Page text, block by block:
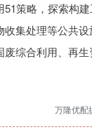
策略，探索构
集处理等公共
综合利用、再
万隆优配